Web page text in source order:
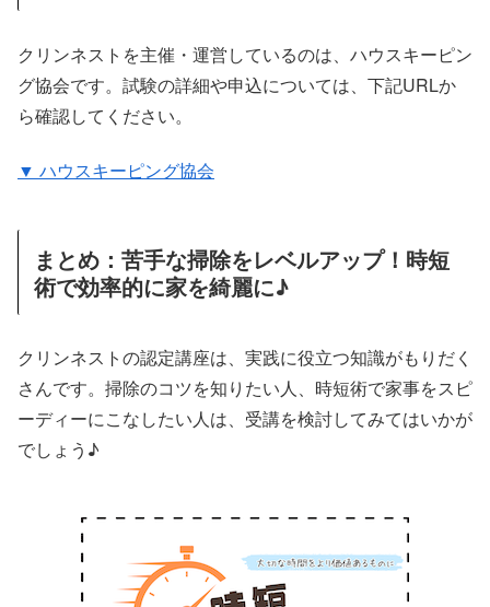
クリンネストを主催・運営しているのは、ハウスキーピン
グ協会です。試験の詳細や申込については、下記URLか
ら確認してください。
▼ ハウスキーピング協会
まとめ：苦手な掃除をレベルアップ！時短
術で効率的に家を綺麗に♪
クリンネストの認定講座は、実践に役立つ知識がもりだく
さんです。掃除のコツを知りたい人、時短術で家事をスピ
ーディーにこなしたい人は、受講を検討してみてはいかが
でしょう♪